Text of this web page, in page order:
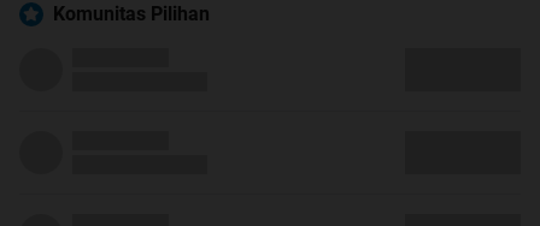
Komunitas Pilihan